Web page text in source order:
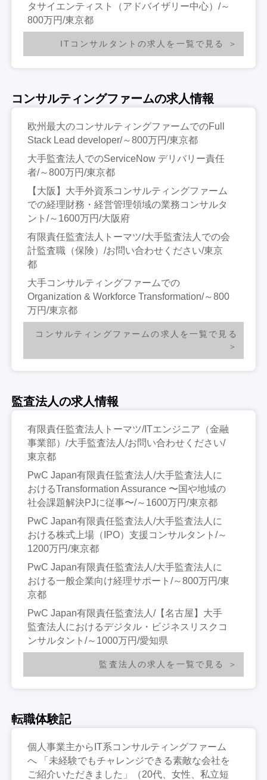
タサイエンティスト（アドバイザリー中心）/～
800万円/東京都
ITコンサルタントの求人を一覧で見る
コンサルティングファームの求人情報
欧州最大のコンサルティングファームでのFull
Stack Lead developer/～800万円/東京都
大手監査法人でのServiceNow デリバリー責任
者/～800万円/東京都
【大阪】大手外資系コンサルティングファーム
での経理財務・経営管理領域の業務コンサルタ
ント/～1600万円/大阪府
有限責任監査法人トーマツ/大手監査法人での会
計監査職（保険）/お問い合わせください/東京
都
大手コンサルティングファームでの
Organization & Workforce Transformation/～800
万円/東京都
コンサルティングファームの求人を一覧で見る
監査法人の求人情報
有限責任監査法人トーマツ/ITエンジニア（金融
事業部）/大手監査法人/お問い合わせください/
東京都
PwC Japan有限責任監査法人/大手監査法人に
おけるTransformation Assurance 〜国や地域の
社会課題解決PJに従事〜/～1600万円/東京都
PwC Japan有限責任監査法人/大手監査法人に
おける株式上場（IPO）支援コンサルタント/～
1200万円/東京都
PwC Japan有限責任監査法人/大手監査法人に
おける一般企業向け経理サポート/～800万円/東
京都
PwC Japan有限責任監査法人/【名古屋】大手
監査法人におけるデジタル・ビジネスリスクコ
ンサルタント/～1000万円/愛知県
監査法人の求人を一覧で見る
転職体験記
個人事業主からIT系コンサルティングファーム
へ 「未経験でもチャレンジできる素敵な会社を
ご紹介いただきました」（20代、女性、私立短